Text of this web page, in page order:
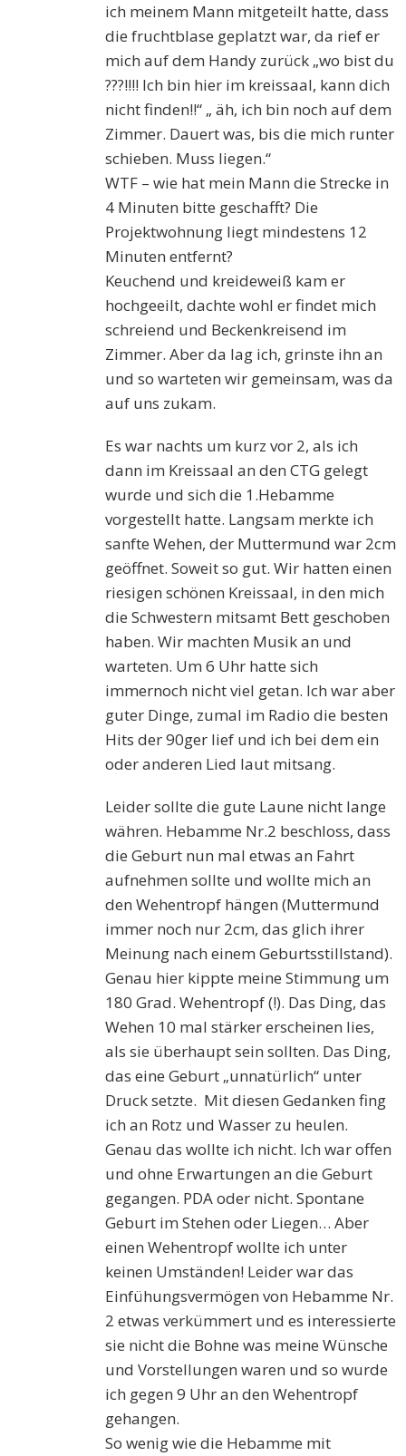
ich meinem Mann mitgeteilt hatte, dass
die fruchtblase geplatzt war, da rief er
mich auf dem Handy zurück „wo bist du
???!!!! Ich bin hier im kreissaal, kann dich
nicht finden!!“ „ äh, ich bin noch auf dem
Zimmer. Dauert was, bis die mich runter
schieben. Muss liegen.“
WTF – wie hat mein Mann die Strecke in
4 Minuten bitte geschafft? Die
Projektwohnung liegt mindestens 12
Minuten entfernt?
Keuchend und kreideweiß kam er
hochgeeilt, dachte wohl er findet mich
schreiend und Beckenkreisend im
Zimmer. Aber da lag ich, grinste ihn an
und so warteten wir gemeinsam, was da
auf uns zukam.
Es war nachts um kurz vor 2, als ich
dann im Kreissaal an den CTG gelegt
wurde und sich die 1.Hebamme
vorgestellt hatte. Langsam merkte ich
sanfte Wehen, der Muttermund war 2cm
geöffnet. Soweit so gut. Wir hatten einen
riesigen schönen Kreissaal, in den mich
die Schwestern mitsamt Bett geschoben
haben. Wir machten Musik an und
warteten. Um 6 Uhr hatte sich
immernoch nicht viel getan. Ich war aber
guter Dinge, zumal im Radio die besten
Hits der 90ger lief und ich bei dem ein
oder anderen Lied laut mitsang.
Leider sollte die gute Laune nicht lange
währen. Hebamme Nr.2 beschloss, dass
die Geburt nun mal etwas an Fahrt
aufnehmen sollte und wollte mich an
den Wehentropf hängen (Muttermund
immer noch nur 2cm, das glich ihrer
Meinung nach einem Geburtsstillstand).
Genau hier kippte meine Stimmung um
180 Grad. Wehentropf (!). Das Ding, das
Wehen 10 mal stärker erscheinen lies,
als sie überhaupt sein sollten. Das Ding,
das eine Geburt „unnatürlich“ unter
Druck setzte. Mit diesen Gedanken fing
ich an Rotz und Wasser zu heulen.
Genau das wollte ich nicht. Ich war offen
und ohne Erwartungen an die Geburt
gegangen. PDA oder nicht. Spontane
Geburt im Stehen oder Liegen… Aber
einen Wehentropf wollte ich unter
keinen Umständen! Leider war das
Einfühungsvermögen von Hebamme Nr.
2 etwas verkümmert und es interessierte
sie nicht die Bohne was meine Wünsche
und Vorstellungen waren und so wurde
ich gegen 9 Uhr an den Wehentropf
gehangen.
So wenig wie die Hebamme mit